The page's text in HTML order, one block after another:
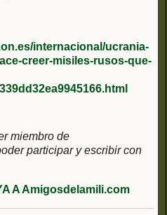
internacional/ucrania-
creer-misiles-rusos-que-
miembro de
participar y escribir con
A Amigosdelamili.com